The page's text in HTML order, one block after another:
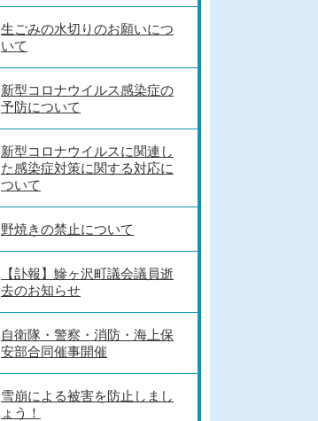
生ごみの水切りのお願いにつ
いて
新型コロナウイルス感染症の
予防について
新型コロナウイルスに関連し
た感染症対策に関する対応に
ついて
野焼きの禁止について
【訃報】鰺ヶ沢町議会議員逝
去のお知らせ
自衛隊・警察・消防・海上保
安部合同催事開催
雪崩による被害を防止しまし
ょう！